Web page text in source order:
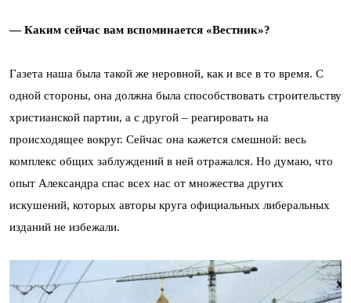
— Каким сейчас вам вспоминается «Вестник»?
Газета наша была такой же неровной, как и все в то время. С
одной стороны, она должна была способствовать строительству
христианской партии, а с другой – реагировать на
происходящее вокруг. Сейчас она кажется смешной: весь
комплекс общих заблуждений в ней отражался. Но думаю, что
опыт Александра спас всех нас от множества других
искушений, которых авторы круга официальных либеральных
изданий не избежали.